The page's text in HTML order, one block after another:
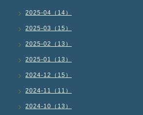
2025-04（14）
2025-03（15）
2025-02（13）
2025-01（13）
2024-12（15）
2024-11（11）
2024-10（13）